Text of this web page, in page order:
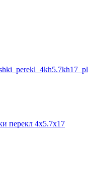
перекл 4х5.7х17